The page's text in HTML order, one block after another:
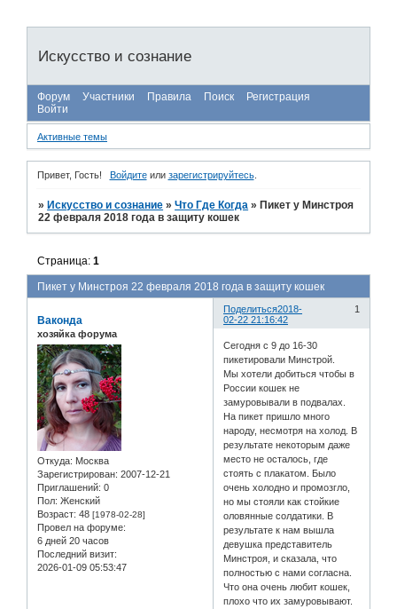
Искусство и сознание
Форум Участники Правила Поиск
Регистрация
Войти
Активные темы
Привет, Гость! Войдитеили зарегистрируйтесь.
» Искусство и сознание »Что Где Когда » Пикет у Минстроя
22 февраля 2018 года в защиту кошек
Пикет у Минстроя 22 февраля 2018 года в защиту кошек
Страница:1
Поделиться 1
2018-
02-22 21:16:42
Ваконда
хозяйка форума
Откуда: Москва
Зарегистрирован: 2007-12-21
Приглашений: 0
Пол: Женский
Возраст: 48 [1978-02-28]
Провел на форуме:
6 дней 20 часов
Последний визит:
2026-01-09 05:53:47
Сегодня с 9 до 16-30
пикетировали Минстрой.
Мы хотели добиться чтобы в
России кошек не
замуровывали в подвалах.
На пикет пришло много
народу, несмотря на холод. В
результате некоторым даже
место не осталось, где
стоять с плакатом. Было
очень холодно и промозгло,
но мы стояли как стойкие
оловянные солдатики. В
результате к нам вышла
девушка представитель
Минстроя, и сказала, что
полностью с нами согласна.
Что она очень любит кошек,
плохо что их замуровывают.